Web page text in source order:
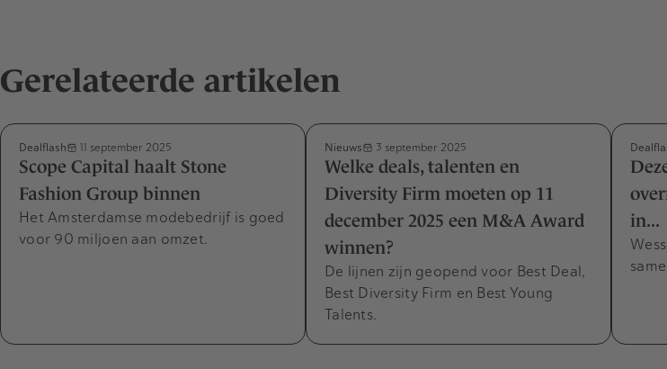
Gerelateerde artikelen
Dealflash 11 september 2025
Scope Capital haalt Stone
Fashion Group binnen
Het Amsterdamse modebedrijf is goed
voor 90 miljoen aan omzet.
Nieuws 3 september 2025
Welke deals, talenten en
Diversity Firm moeten op 11
december 2025 een M&A Award
winnen?
De lijnen zijn geopend voor Best Deal,
Best Diversity Firm en Best Young
Talents.
in...